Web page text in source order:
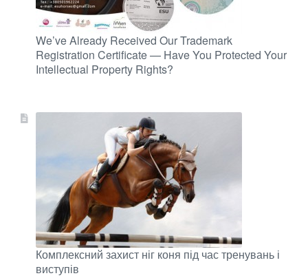
We’ve Already Received Our Trademark
Registration Certificate — Have You Protected Your
Intellectual Property Rights?
Комплексний захист ніг коня під час тренувань і
виступів